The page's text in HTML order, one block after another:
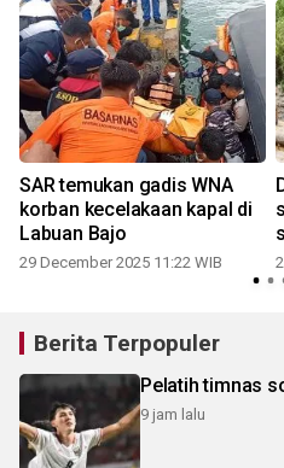
SAR temukan gadis WNA
korban kecelakaan kapal di
Labuan Bajo
29 December 2025 11:22 WIB
Berita Terpopuler
Pelatih timnas
9 jam lalu